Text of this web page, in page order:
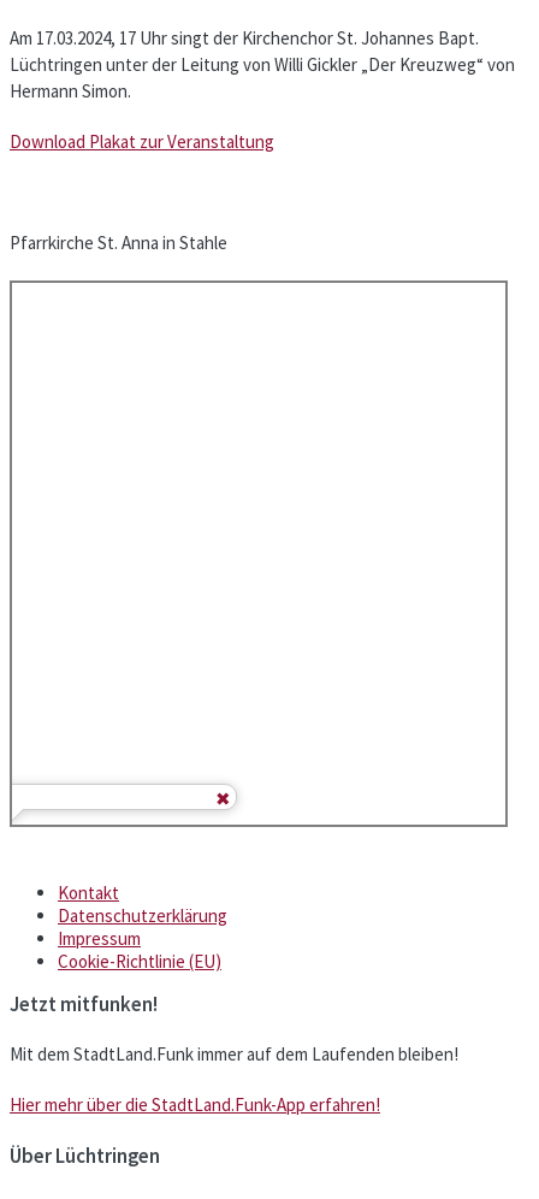
Am 17.03.2024, 17 Uhr singt der Kirchenchor St. Johannes Bapt.
Lüchtringen unter der Leitung von Willi Gickler „Der Kreuzweg“ von
Hermann Simon.
Download Plakat zur Veranstaltung
Pfarrkirche St. Anna in Stahle
Kontakt
Datenschutzerklärung
Impressum
Cookie-Richtlinie (EU)
Jetzt mitfunken!
Mit dem StadtLand.Funk immer auf dem Laufenden bleiben!
Hier mehr über die StadtLand.Funk-App erfahren!
Über Lüchtringen